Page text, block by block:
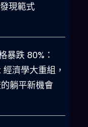
現範式
暴跌 80%：
濟學大重組，
躺平新機會